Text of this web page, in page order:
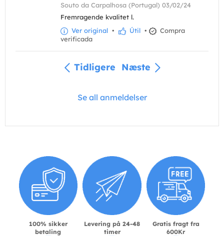
Souto da Carpalhosa (Portugal) 03/02/24
Fremragende kvalitet l.
Ver original • Útil •
Compra
verificada
Tidligere Næste
Se all anmeldelser
100% sikker
betaling
Levering på 24-48
timer
Gratis fragt fra
600Kr